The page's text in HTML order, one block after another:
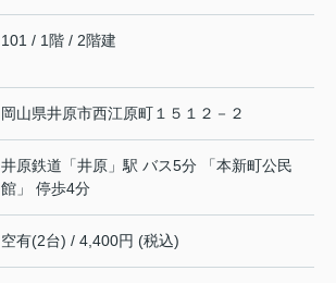
101 / 1階 / 2階建
岡山県井原市西江原町 １５１２－２
井原鉄道 「井原 」駅 バス5分 「本新町公民
館」 停歩4分
空有(2台) / 4,400円 (税込)